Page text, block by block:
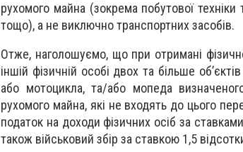
рухомого майна (зокрема побутової
тощо), а не виключно транспортних засобів.
Отже, наголошуємо, що при отримані
іншій фізичній особі двох та більше
або мотоцикла, та/або мопеда
рухомого майна, які не входять до цього
податок на доходи фізичних осіб за
також військовий збір за ставкою 1,5